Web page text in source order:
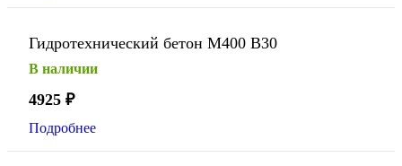
Гидротехнический бетон М400 В30
В наличии
4925 ₽
Подробнее